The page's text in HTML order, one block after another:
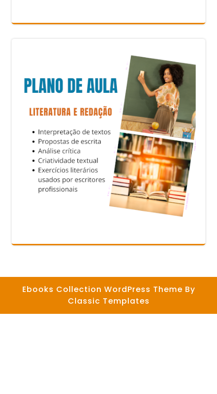
Ebooks Collection WordPress Theme By
Classic Templates